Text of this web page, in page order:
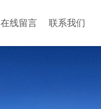
在线留言 联系我们